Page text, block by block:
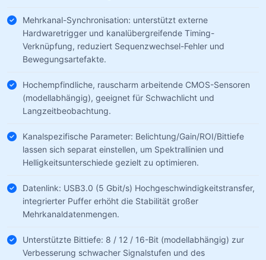
Mehrkanal-Synchronisation: unterstützt externe
Hardwaretrigger und kanalübergreifende Timing-
Verknüpfung, reduziert Sequenzwechsel-Fehler und
Bewegungsartefakte.
Hochempfindliche, rauscharm arbeitende CMOS-Sensoren
(modellabhängig), geeignet für Schwachlicht und
Langzeitbeobachtung.
Kanalspezifische Parameter: Belichtung/Gain/ROI/Bittiefe
lassen sich separat einstellen, um Spektrallinien und
Helligkeitsunterschiede gezielt zu optimieren.
Datenlink: USB3.0 (5 Gbit/s) Hochgeschwindigkeitstransfer,
integrierter Puffer erhöht die Stabilität großer
Mehrkanaldatenmengen.
Unterstützte Bittiefe: 8 / 12 / 16-Bit (modellabhängig) zur
Verbesserung schwacher Signalstufen und des